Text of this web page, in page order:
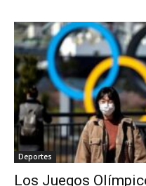
Deportes
Los Juegos